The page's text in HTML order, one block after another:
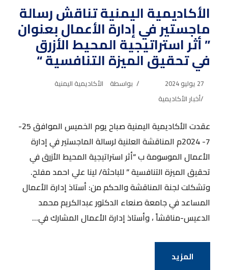
الأكاديمية اليمنية تناقش رسالة
ماجستير في إدارة الأعمال بعنوان
” أثر استراتيجية المحيط الأزرق
في تحقيق الميزة التنافسية “
27 يوليو 2024 بواسطة الأكاديمية اليمنية
أخبار الأكاديمية
عقدت الأكاديمية اليمنية صباح يوم الخميس الموافق 25-
7- 2024م المناقشة العلنية لرسالة الماجستير في إدارة
الأعمال الموسومة ب “أثر استراتيجية المحيط الأزرق في
تحقيق الميزة التنافسية ” للباحثة/ لينا علي احمد مفلح.
وتشكلت لجنة المناقشة والحكم من: أستاذ إدارة الأعمال
المساعد في جامعة صنعاء الدكتور عبدالكريم محمد
الدعيس-مناقشاً ، وأستاذ إدارة الأعمال المشارك في...
المزيد